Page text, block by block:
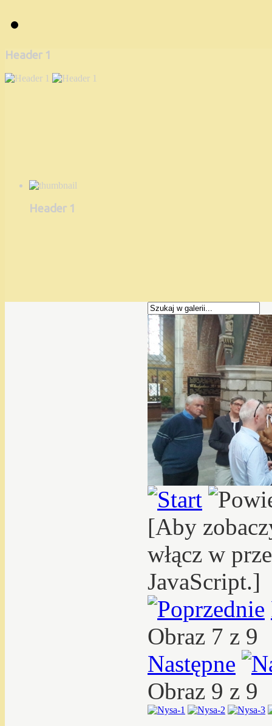
Header 1
Header 1
[Aby
włącz w
JavaScript.]
Obraz 7 z 9
Następne
Obraz 9 z 9